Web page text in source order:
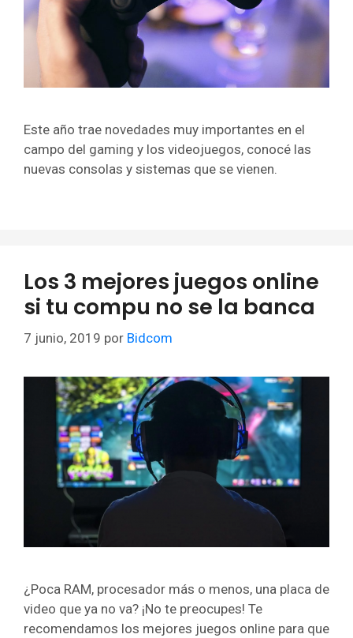
Este año trae novedades muy importantes en el
campo del gaming y los videojuegos, conocé las
nuevas consolas y sistemas que se vienen.
Los 3 mejores juegos online
si tu compu no se la banca
7 junio, 2019 por Bidcom
¿Poca RAM, procesador más o menos, una placa de
video que ya no va? ¡No te preocupes! Te
recomendamos los mejores juegos online para que